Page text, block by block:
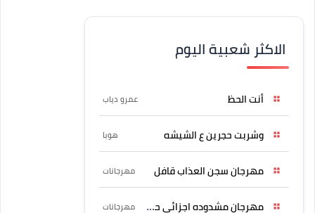
الاكثر شعبية اليوم
أنت الحظ عمرو دياب
وشربت حجرين ع الشيشه هوبا
مهرجان سجن العذاب قافل مهرجانات
مهرجان مشدوده اجزائي حربونى مهرجانات